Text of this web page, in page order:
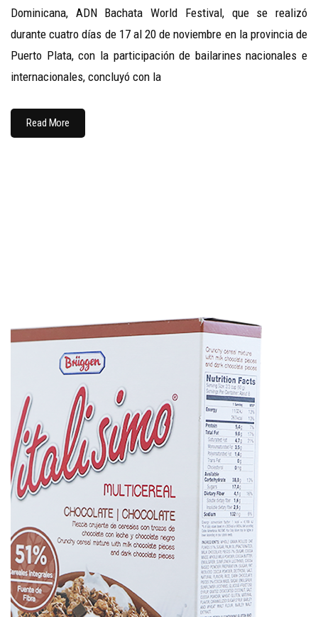
Dominicana, ADN Bachata World Festival, que se realizó
durante cuatro días de 17 al 20 de noviembre en la provincia de
Puerto Plata, con la participación de bailarines nacionales e
internacionales, concluyó con la
Read More